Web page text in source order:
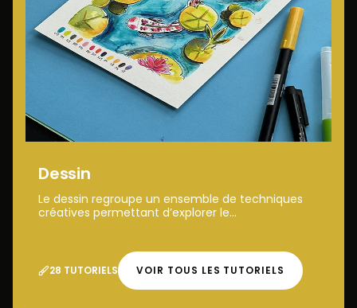
Dessin
Le dessin regroupe un ensemble de techniques
créatives permettant d’explorer le...
28 TUTORIELS VOIR TOUS LES TUTORIELS